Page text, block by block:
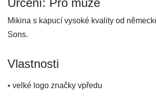
Určení: Pro muže
Mikina s kapucí vysoké kvality od
Sons.
Vlastnosti
• velké logo značky vpředu